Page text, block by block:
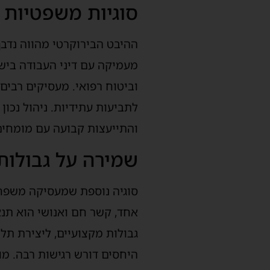
סוגיות
ההיבט הבירוקרטי מהווה
מעמיקה עם דיני העבודה
וביטוח רפואי. מעסיקים
לתביעות עתידיות. ניהול
והתייעצות קבועה עם
שמירה על
סוגיה נוספת שמעסיקה
אחד, קשר חם ואנושי הוא
גבולות מקצועיים, ליצירת
היחסים דורש רגישות רבה.